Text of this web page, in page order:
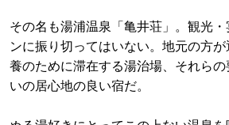
その名も湯浦温泉「亀井荘」。観光
ンに振り切ってはいない。地元の方
養のために滞在する湯治場、それら
いの居心地の良い宿だ。